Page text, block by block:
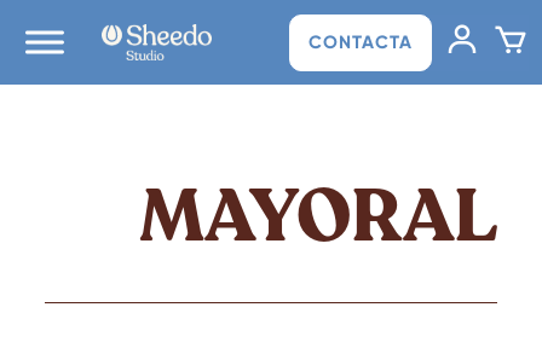
CONTACTA
MAYORAL